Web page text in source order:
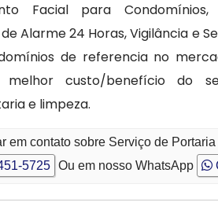
Facial para Condomínios,
Alarme 24 Horas, Vigilância e
de referencia no
custo/benefício do
e limpeza.
em contato sobre Serviço de
5725 Ou em nosso WhatsApp